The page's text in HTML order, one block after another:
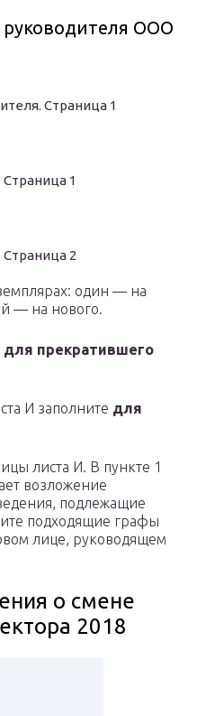
ООО
Страница 1
1
2
один — на
— на нового.
для прекратившего
И заполните для
листа И. В пункте 1
возложение
подлежащие
подходящие графы
лице, руководящем
о смене
2018